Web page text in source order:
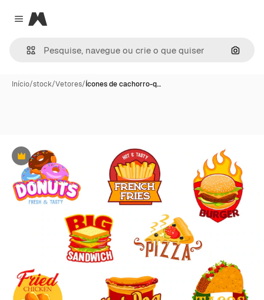
Close menu
Magnific
Início/stock/Vetores/Ícones de cachorro-q…
Premium